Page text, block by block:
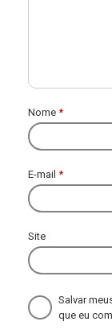
Nome *
E-mail *
Site
Salvar
que eu